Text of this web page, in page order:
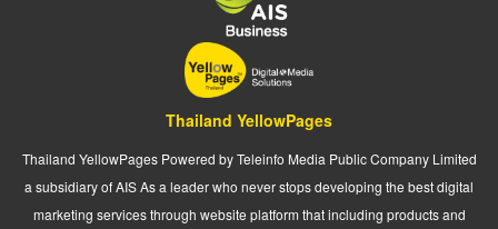
Thailand YellowPages
Thailand YellowPages Powered by Teleinfo Media Public Company Limited
a subsidiary of AIS As a leader who never stops developing the best digital
marketing services through website platform that including products and